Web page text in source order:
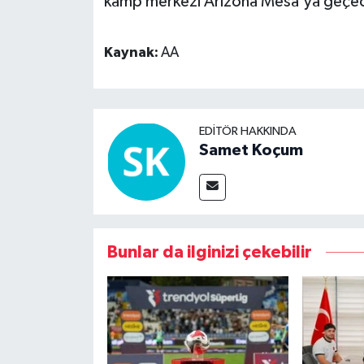
Kaynak: AA
EDITÖR HAKKINDA
Samet Koçum
Bunlar da ilginizi çekebilir